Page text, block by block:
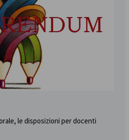
le disposizioni per docenti